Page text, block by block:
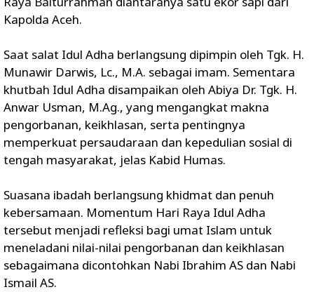
Kapolda Aceh.
Saat salat Idul Adha berlangsung dipimpin oleh Tgk. H.
Munawir Darwis, Lc., M.A. sebagai imam. Sementara
khutbah Idul Adha disampaikan oleh Abiya Dr. Tgk. H.
Anwar Usman, M.Ag., yang mengangkat makna
pengorbanan, keikhlasan, serta pentingnya
memperkuat persaudaraan dan kepedulian sosial di
tengah masyarakat, jelas Kabid Humas.
Suasana ibadah berlangsung khidmat dan penuh
kebersamaan. Momentum Hari Raya Idul Adha
tersebut menjadi refleksi bagi umat Islam untuk
meneladani nilai-nilai pengorbanan dan keikhlasan
sebagaimana dicontohkan Nabi Ibrahim AS dan Nabi
Ismail AS.